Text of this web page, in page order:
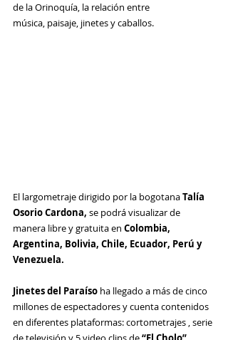
de la Orinoquía, la relación entre
música, paisaje, jinetes y caballos.
El largometraje dirigido por la bogotana Talía
Osorio Cardona, se podrá visualizar de
manera libre y gratuita en Colombia,
Argentina, Bolivia, Chile, Ecuador, Perú y
Venezuela.
Jinetes del Paraíso ha llegado a más de cinco
millones de espectadores y cuenta contenidos
en diferentes plataformas: cortometrajes , serie